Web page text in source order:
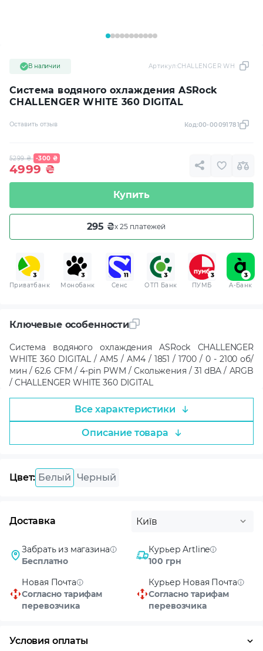
Система водяного охлаждения ASRock
CHALLENGER WHITE 360 DIGITAL
В наличии Артикул:CHALLENGER WHITE 360
Оставить отзыв Код:00-00091781
5299₴ -300 ₴
4999 ₴
Купить
295 ₴x 25 платежей
Приватбанк Монобанк Сенс ОТП Банк ПУМБ A-Банк
Ключевые особенности
Система водяного охлаждения ASRock CHALLENGER
WHITE 360 DIGITAL / AM5 / AM4 / 1851 / 1700 / 0 - 2100 об/
мин / 62.6 CFM / 4-pin PWM / Скольжения / 31 dBA / ARGB
/ CHALLENGER WHITE 360 DIGITAL
Все характеристики
Описание товара
Цвет: Белый Черный
Доставка Київ
Забрать из магазина
Бесплатно
Курьер Artline
100 грн
Новая Почта
Согласно тарифам
перевозчика
Курьер Новая Почта
Согласно тарифам
перевозчика
Условия оплаты